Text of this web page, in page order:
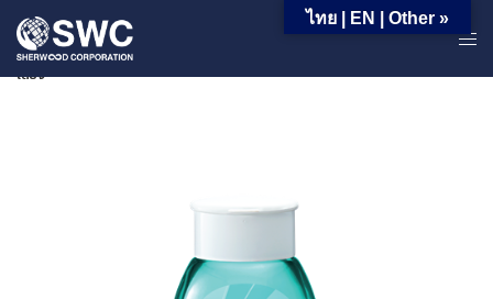
หน้าหลัก | ผลิตภัณฑ์ | ผลิตภัณฑ์สำหรับใช้ครัวเรือน | ผลิตภัณฑ์สำหรับสัตว์
เลี้ยง
ไทย | EN | Other »